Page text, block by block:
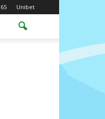
Unibet